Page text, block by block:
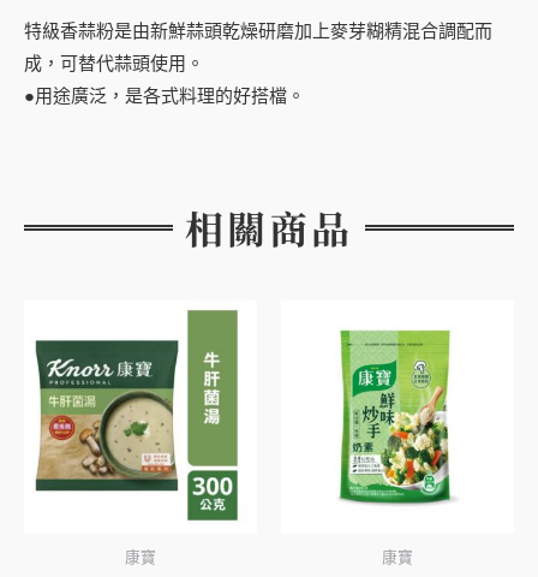
特級香蒜粉是由新鮮蒜頭乾燥研磨加上麥芽糊精混合調配而
成，可替代蒜頭使用。
●用途廣泛，是各式料理的好搭檔。
相關商品
康寶 康寶